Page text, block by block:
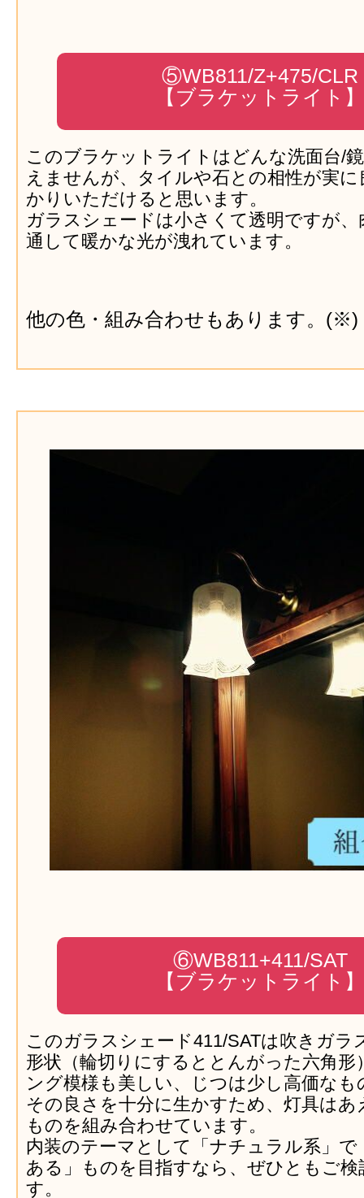
⑤WB811/Z+475/CLR
【ブラケットライト】
このブラケットライトはどんな洗面台/
えませんが、タイルや石との相性が実
かりいただけると思います。
ガラスシェードは小さくて透明ですが
通して暖かな光が洩れています。
他の色・組み合わせもあります。(※)
⑥WB811+411/SAT
【ブラケットライト】
このガラスシェード411/SATは吹きガラ
形状（輪切りにするととんがった六角形
ング模様も美しい、じつは少し高価なも
その良さを十分に生かすため、灯具は
ものを組み合わせています。
内装のテーマとして「ナチュラル系」で
ある」ものを目指すなら、ぜひともご
す。